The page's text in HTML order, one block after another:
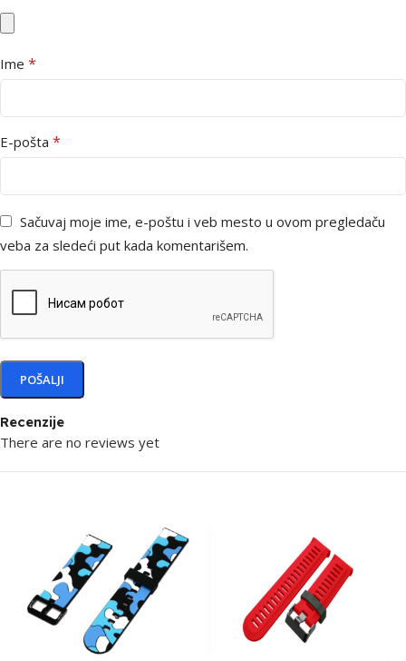
Recenzije
There are no reviews yet
Ime *
E-pošta *
Sačuvaj moje ime, e-poštu i veb mesto u ovom pregledaču
veba za sledeći put kada komentarišem.